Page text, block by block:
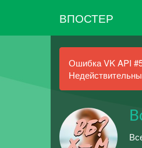
ВПОСТЕР
Ошибка VK API